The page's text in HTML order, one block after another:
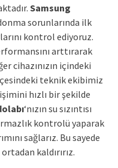
Samsung
sorunlarında ilk
kontrol ediyoruz.
arttırarak
cihazınızın içindeki
teknik ekibimiz
hızlı bir şekilde
‘nızın su sızıntısı
kontrolü yaparak
sağlarız. Bu sayede
kaldırırız.